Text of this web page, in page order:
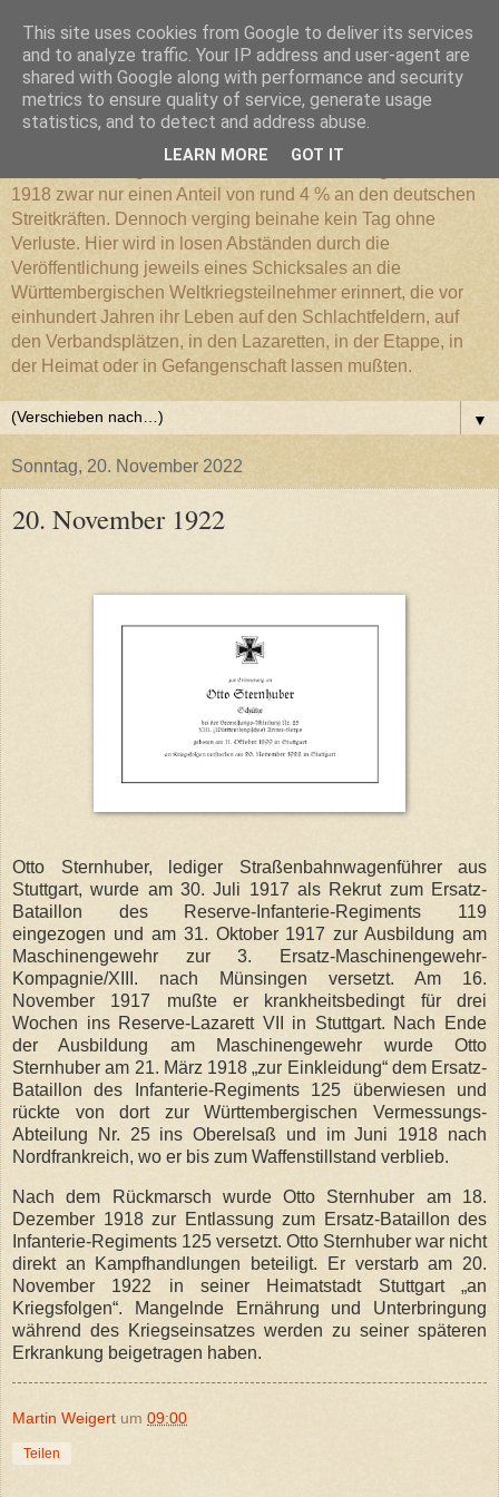
Württembergischer
Weltkriegs-Blog
1918 zwar nur einen Anteil von rund 4 % an den deutschen
Streitkräften. Dennoch verging beinahe kein Tag ohne
Verluste. Hier wird in losen Abständen durch die
Veröffentlichung jeweils eines Schicksales an die
Württembergischen Weltkriegsteilnehmer erinnert, die vor
einhundert Jahren ihr Leben auf den Schlachtfeldern, auf
den Verbandsplätzen, in den Lazaretten, in der Etappe, in
der Heimat oder in Gefangenschaft lassen mußten.
▼
Sonntag, 20. November 2022
20. November 1922
Otto Sternhuber, lediger Straßenbahnwagenführer aus
Stuttgart, wurde am 30. Juli 1917 als Rekrut zum Ersatz-
Bataillon des Reserve-Infanterie-Regiments 119
eingezogen und am 31. Oktober 1917 zur Ausbildung am
Maschinengewehr zur 3. Ersatz-Maschinengewehr-
Kompagnie/XIII. nach Münsingen versetzt. Am 16.
November 1917 mußte er krankheitsbedingt für drei
Wochen ins Reserve-Lazarett VII in Stuttgart. Nach Ende
der Ausbildung am Maschinengewehr wurde Otto
Sternhuber am 21. März 1918 „zur Einkleidung“ dem Ersatz-
Bataillon des Infanterie-Regiments 125 überwiesen und
rückte von dort zur Württembergischen Vermessungs-
Abteilung Nr. 25 ins Oberelsaß und im Juni 1918 nach
Nordfrankreich, wo er bis zum Waffenstillstand verblieb.
Nach dem Rückmarsch wurde Otto Sternhuber am 18.
Dezember 1918 zur Entlassung zum Ersatz-Bataillon des
Infanterie-Regiments 125 versetzt. Otto Sternhuber war nicht
direkt an Kampfhandlungen beteiligt. Er verstarb am 20.
November 1922 in seiner Heimatstadt Stuttgart „an
Kriegsfolgen“. Mangelnde Ernährung und Unterbringung
während des Kriegseinsatzes werden zu seiner späteren
Erkrankung beigetragen haben.
Martin Weigert um 09:00
Teilen
This site uses cookies from Google to deliver its services
and to analyze traffic. Your IP address and user-agent are
shared with Google along with performance and security
metrics to ensure quality of service, generate usage
statistics, and to detect and address abuse.
LEARN MORE GOT IT